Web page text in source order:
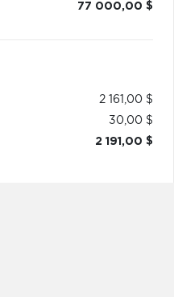
77 000,00 $
2 161,00 $
30,00 $
2 191,00 $